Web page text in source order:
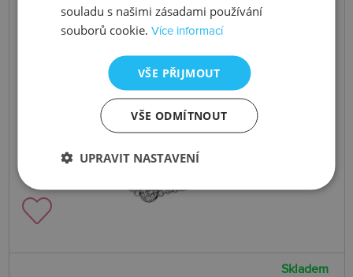
Skladem
souladu s našimi zásadami používání
souborů cookie.Více informací
VŠE PŘIJMOUT
VŠE ODMÍTNOUT
UPRAVIT NASTAVENÍ